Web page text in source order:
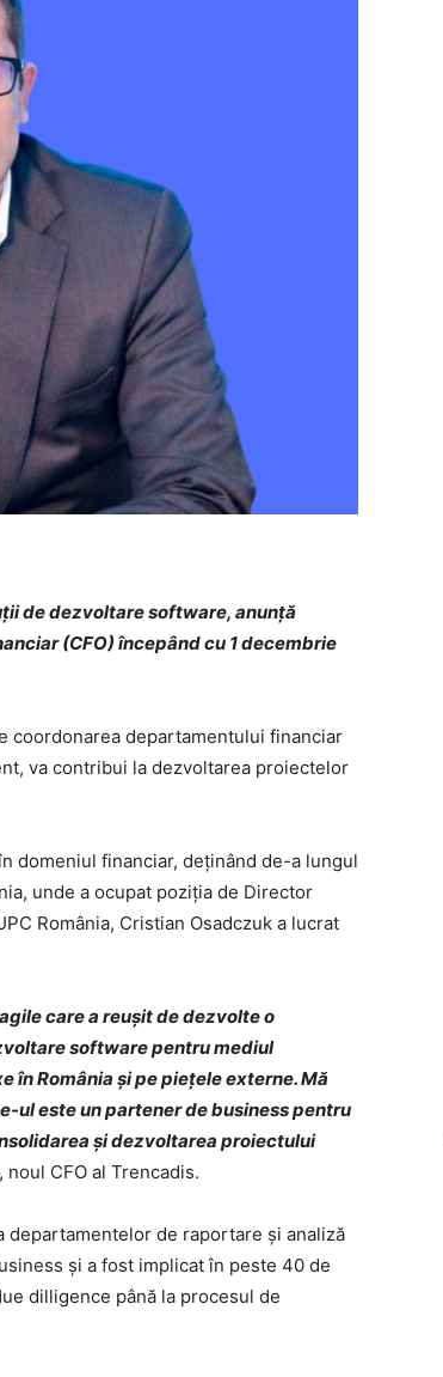
de dezvoltare software, anunță
(CFO) începând cu 1 decembrie
coordonarea departamentului financiar
va contribui la dezvoltarea proiectelor
domeniul financiar, deţinând de-a lungul
unde a ocupat poziţia de Director
România, Cristian Osadczuk a lucrat
care a reușit de dezvolte o
software pentru mediul
în România și pe piețele externe. Mă
ul este un partener de business pentru
și dezvoltarea proiectului
noul CFO al Trencadis.
departamentelor de raportare și analiză
și a fost implicat în peste 40 de
dilligence până la procesul de